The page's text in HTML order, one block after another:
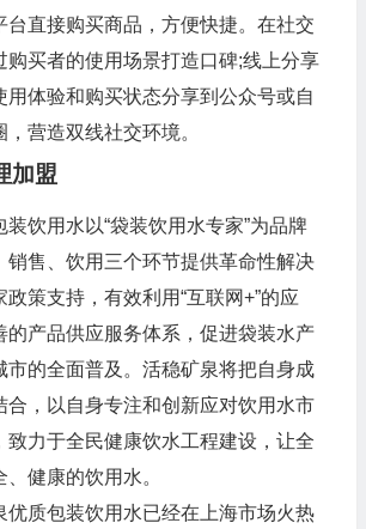
台直接购买商品，方便快捷。在社交
购买者的使用场景打造口碑;线上分享
用体验和购买状态分享到公众号或自
营造双线社交环境。
加盟
饮用水以“袋装饮用水专家”为品牌
销售、饮用三个环节提供革命性解决
策支持，有效利用“互联网+”的应
的产品供应服务体系，促进袋装水产
市的全面普及。活稳矿泉将把自身成
合，以自身专注和创新应对饮用水市
致力于全民健康饮水工程建设，让全
健康的饮用水。
优质包装饮用水已经在上海市场火热